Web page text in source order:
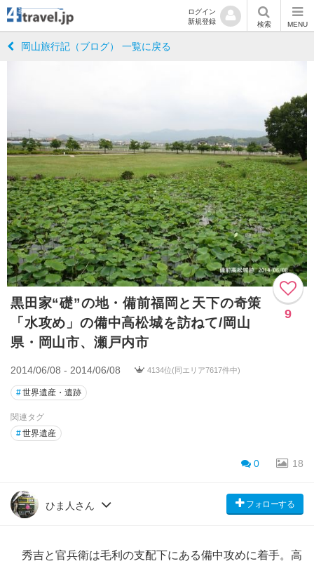
ログイン
新規登録
検索 MENU
岡山旅行記（ブログ） 一覧に戻る
黒田家“礎”の地・備前福岡と天下の奇策
「水攻め」の備中高松城を訪ねて/岡山
県・岡山市、瀬戸内市
9
2014/06/08 - 2014/06/08 4134位(同エリア7617件中)
#世界遺産・遺跡
関連タグ
#世界遺産
0 18
ひま人さん フォローする
秀吉と官兵衛は毛利の支配下にある備中攻めに着手。高